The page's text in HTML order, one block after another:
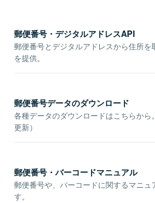
郵便番号・デジタルアドレスAPI
郵便番号とデジタルアドレスから住所を
を提供。
郵便番号データのダウンロード
各種データのダウンロードはこちらから
更新）
郵便番号・バーコードマニュアル
郵便番号や、バーコードに関するマニュ
す。